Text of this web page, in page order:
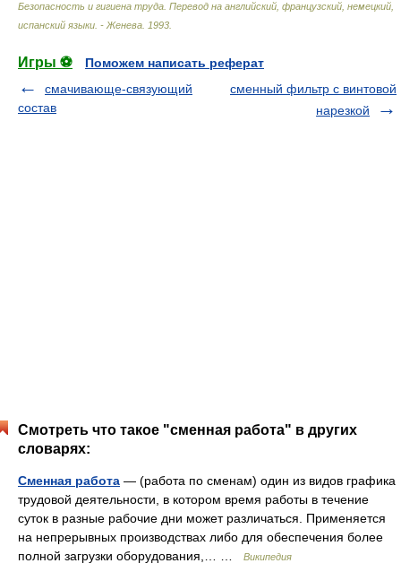
Безопасность и гигиена труда. Перевод на английский, французский, немецкий,
испанский языки. - Женева 1993
Игры ⚽
Поможем написать реферат
смачивающе-связующий
состав
сменный фильтр с винтовой
нарезкой
Смотреть что такое "сменная работа" в других
словарях:
Сменная работа — (работа по сменам) один из видов графика
трудовой деятельности, в котором время работы в течение
суток в разные рабочие дни может различаться. Применяется
на непрерывных производствах либо для обеспечения более
полной загрузки оборудования,… …
Википедия